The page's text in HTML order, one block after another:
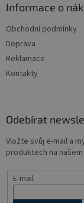
Informace o
Obchodní podmínky
Doprava
Reklamace
Kontakty
Odebírat
Vložte svůj e-mail a
produktech na
E-mail